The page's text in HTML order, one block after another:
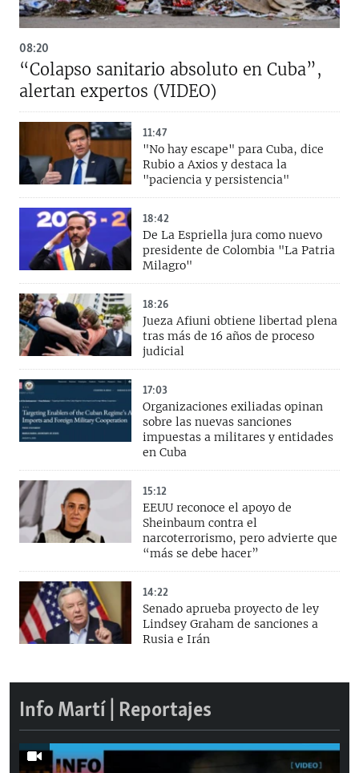
08:20
“Colapso sanitario absoluto en Cuba”,
alertan expertos (VIDEO)
11:47
"No hay escape" para Cuba, dice
Rubio a Axios y destaca la
"paciencia y persistencia"
18:42
De La Espriella jura como nuevo
presidente de Colombia "La Patria
Milagro"
18:26
Jueza Afiuni obtiene libertad plena
tras más de 16 años de proceso
judicial
17:03
Organizaciones exiliadas opinan
sobre las nuevas sanciones
impuestas a militares y entidades
en Cuba
15:12
EEUU reconoce el apoyo de
Sheinbaum contra el
narcoterrorismo, pero advierte que
“más se debe hacer”
14:22
Senado aprueba proyecto de ley
Lindsey Graham de sanciones a
Rusia e Irán
Info Martí | Reportajes